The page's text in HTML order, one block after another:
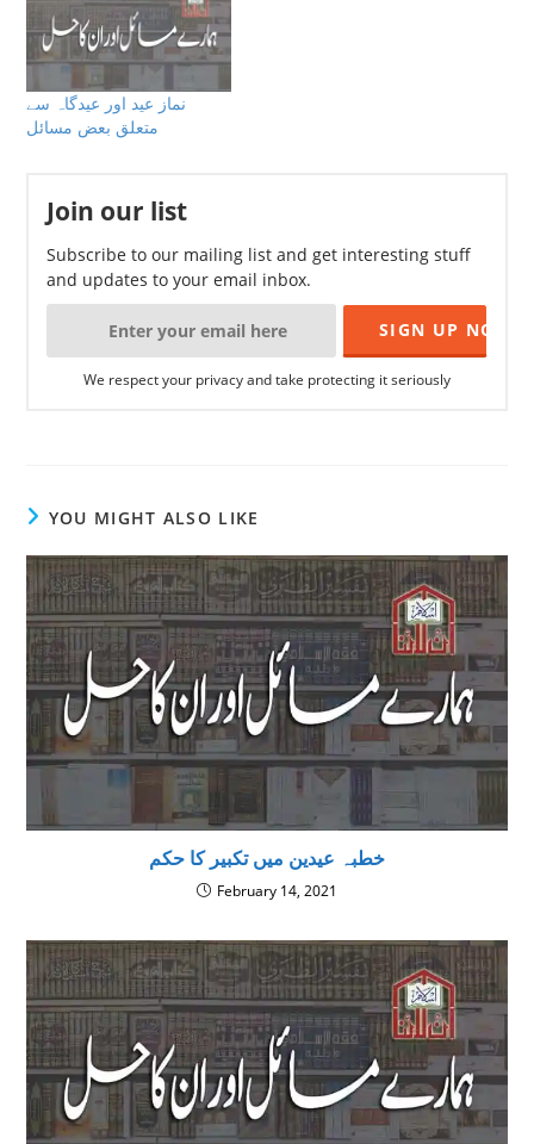
نماز عید اور عیدگاہ سے
متعلق بعض مسائل
Join our list
Subscribe to our mailing list and get interesting stuff
and updates to your email inbox.
We respect your privacy and take protecting it seriously
YOU MIGHT ALSO LIKE
خطبہ عیدین میں تکبیر کا حکم
February 14, 2021